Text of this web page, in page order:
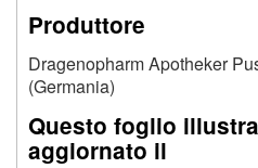
Produttore
Dragenopharm Apotheker
(Germania)
Questo foglio
aggiornato il